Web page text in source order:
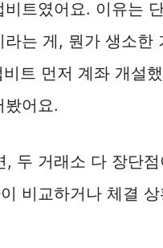
트였어요. 이유는
라는 게, 뭔가 생소
트 먼저 계좌 개설
봤어요.
, 두 거래소 다 장단
비교하거나 체결